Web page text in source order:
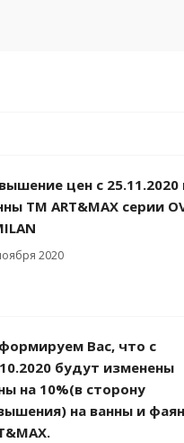
цен с 25.11.2020
ТМ ART&MAX серии
2020
Вас, что с
будут изменены
на 10%(в сторону
на ванны и